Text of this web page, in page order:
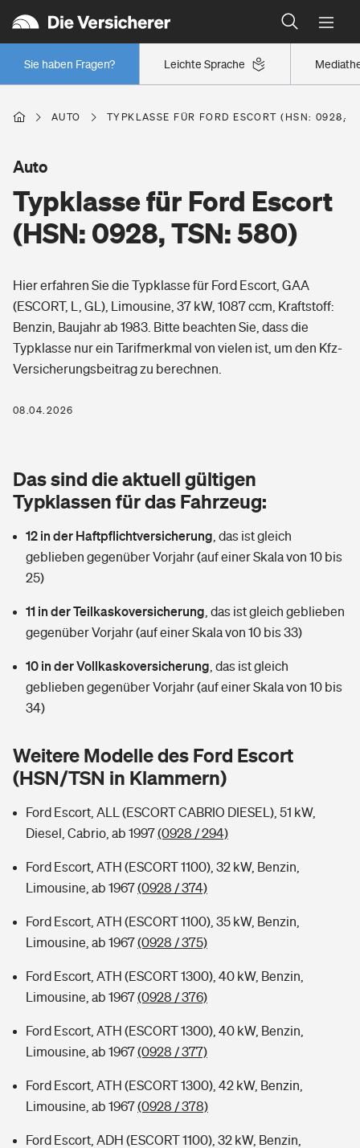
Leichte Sprache
Sie haben Fragen?
Wer versichert was: Jetzt Versicherer finden
Regionalklassen: So ist Ihre Region eingestuft
Wer versichert was: Jetzt Versicherer finden
Berufsunfähigkeitsversicherung
Erwerbsunfähigkeitsversicherung
Grundfähigkeitsversicherung
Arbeitsrechtsschutz
Berufshaftpflichtversicherung
Zur Übersicht
Tools
Wer versichert was: Jetzt Versicherer finden
Sie haben Fragen?
Wohnen
Elementarversicherung
Glasversicherung
Mietkautionsversicherung
Restkreditversicherung
Tools
Hochwasser-Check: Wie gefährdet ist Ihr Haus?
Sie haben Fragen?
Freizeit
Pri­vate Haft­pflicht­
Kinderunfall­ver­si­che­rung
Kinderinvalidität
Hundehalter-Haftpflicht
Handyversicherung
Private Cyberversicherung
Zur Übersicht
Kinderunfall-Check: Mehr Sicherheit für deine Kids
Typklassen: So ist Ihr Auto eingestuft
Sie haben Fragen?
Gesundheit
Private Krankenversicherung
Dread-Disease-Versicherung
Tierkrankenversicherung
Zur Übersicht
Tools
Wer versichert was: Jetzt Versicherer finden
Rentenrechner: Wie viel Geld bekomme ich im Alter?
AUTO TYPKLASSE FÜR FORD ESCORT (HSN: 0928,
Typklasse für Ford Escort
(HSN: 0928, TSN: 580)
Auto
Hier erfahren Sie die Typklasse für Ford Escort, GAA
(ESCORT, L, GL), Limousine, 37 kW, 1087 ccm, Kraftstoff:
Benzin, Baujahr ab 1983. Bitte beachten Sie, dass die
Typklasse nur ein Tarifmerkmal von vielen ist, um den Kfz-
Versicherungsbeitrag zu berechnen.
08.04.2026
Das sind die aktuell gültigen
Typklassen für das Fahrzeug:
12 in der Haftpflichtversicherung das ist gleich
geblieben gegenüber Vorjahr (auf einer Skala von 10 bis
25)
11 in der Teilkaskoversicherung das ist gleich geblieben
gegenüber Vorjahr (auf einer Skala von 10 bis 33)
10 in der Vollkaskoversicherung das ist gleich
geblieben gegenüber Vorjahr (auf einer Skala von 10 bis
34)
Weitere Modelle des Ford Escort
(HSN/TSN in Klammern)
Ford Escort, ALL (ESCORT CABRIO DIESEL), 51 kW,
Diesel, Cabrio, ab 1997(0928 / 294)
Ford Escort, ATH (ESCORT 1100), 32 kW, Benzin,
Limousine, ab 1967(0928 / 374)
Ford Escort, ATH (ESCORT 1100), 35 kW, Benzin,
Limousine, ab 1967(0928 / 375)
Ford Escort, ATH (ESCORT 1300), 40 kW, Benzin,
Limousine, ab 1967(0928 / 376)
Ford Escort, ATH (ESCORT 1300), 40 kW, Benzin,
Limousine, ab 1967(0928 / 377)
Ford Escort, ATH (ESCORT 1300), 42 kW, Benzin,
Limousine, ab 1967(0928 / 378)
Ford Escort, ADH (ESCORT 1100), 32 kW, Benzin,